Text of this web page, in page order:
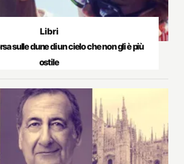
Libri
sulle dune di un cielo che non gli è più
ostile